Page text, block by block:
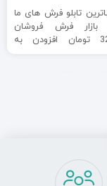
تابلو فرش های ما
بازار فرش فروشان
32,000,000 تومان افزودن به